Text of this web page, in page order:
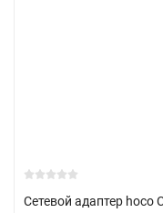
Сетевой адаптер hoco